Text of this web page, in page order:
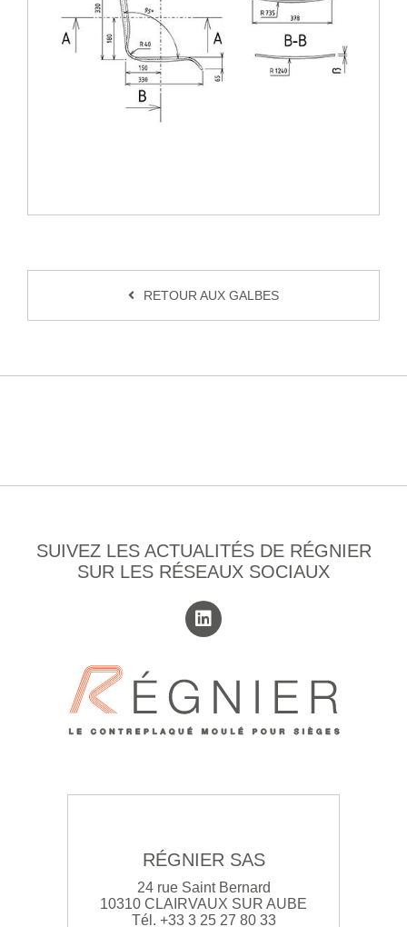
RETOUR AUX GALBES
SUIVEZ LES ACTUALITÉS DE RÉGNIER
SUR LES RÉSEAUX SOCIAUX
RÉGNIER SAS
24 rue Saint Bernard
10310 CLAIRVAUX SUR AUBE
Tél. +33 3 25 27 80 33